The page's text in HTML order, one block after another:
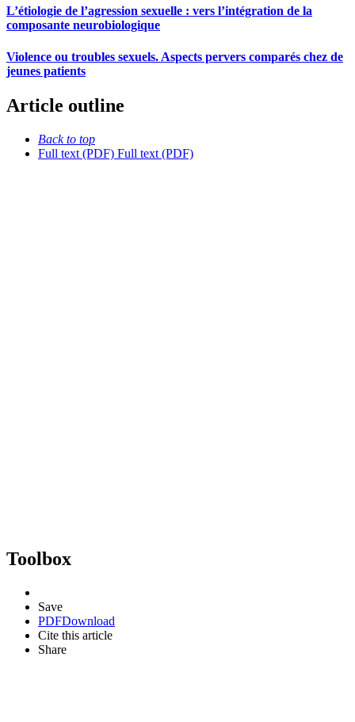
L’étiologie de l’agression sexuelle : vers l’intégration de la
composante neurobiologique
Violence ou troubles sexuels. Aspects pervers comparés chez de
jeunes patients
Article outline
Back to top
Full text (PDF) Full text (PDF)
Toolbox
Save
PDFDownload
Cite this article
Share